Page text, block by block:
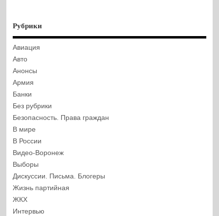
Рубрики
Авиация
Авто
Анонсы
Армия
Банки
Без рубрики
Безопасность. Права граждан
В мире
В России
Видео-Воронеж
Выборы
Дискуссии. Письма. Блогеры
Жизнь партийная
ЖКХ
Интервью